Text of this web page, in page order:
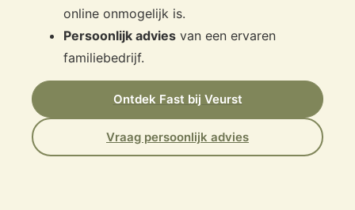
online onmogelijk is.
Persoonlijk advies van een ervaren
familiebedrijf.
Ontdek Fast bij Veurst
Vraag persoonlijk advies